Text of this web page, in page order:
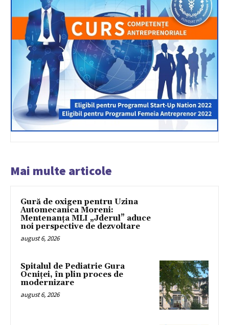
Mai multe articole
Gură de oxigen pentru Uzina
Automecanica Moreni:
Mentenanța MLI „Jderul” aduce
noi perspective de dezvoltare
august 6, 2026
Spitalul de Pediatrie Gura
Ocniței, în plin proces de
modernizare
august 6, 2026